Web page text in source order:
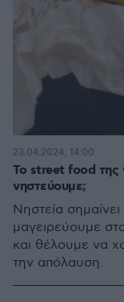
Το street food της
νηστεύουμε;
Νηστεία
μαγειρεύουμε
και θέλουμε να
την απόλαυση.
23.04.2024, 14:00